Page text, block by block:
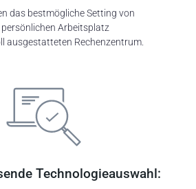
das bestmöglicheSetting von
persönlichen Arbeitsplatz
ausgestatteten Rechenzentrum.
Technologieauswahl: